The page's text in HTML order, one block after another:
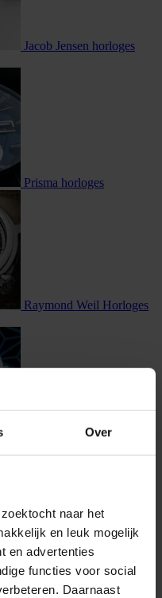
Over
naar het
en leuk mogelijk
en advertenties
functies voor social
Daarnaast
Jacob Jensen horloges
Prisma horloges
Raymond Weil Horloges
Sternglas horloges